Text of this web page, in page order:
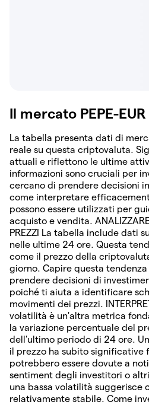
Il mercato PEPE-
La tabella presenta dati di
reale su questa criptovaluta.
attuali e riflettono le ultime
informazioni sono cruciali per
cercano di prendere decisioni
come interpretare
possono essere utilizzati per
acquisto e vendita. ANALIZZARE
PREZZI La tabella include dati
nelle ultime 24 ore. Questa
come il prezzo della
giorno. Capire questa
prendere decisioni di
poiché ti aiuta a identificare
movimenti dei prezzi.
volatilità è un'altra metrica
la variazione percentuale del
dell'ultimo periodo di 24 ore.
il prezzo ha subito significative
potrebbero essere dovute a
sentiment degli investitori o
una bassa volatilità suggerisce
relativamente stabile. Come